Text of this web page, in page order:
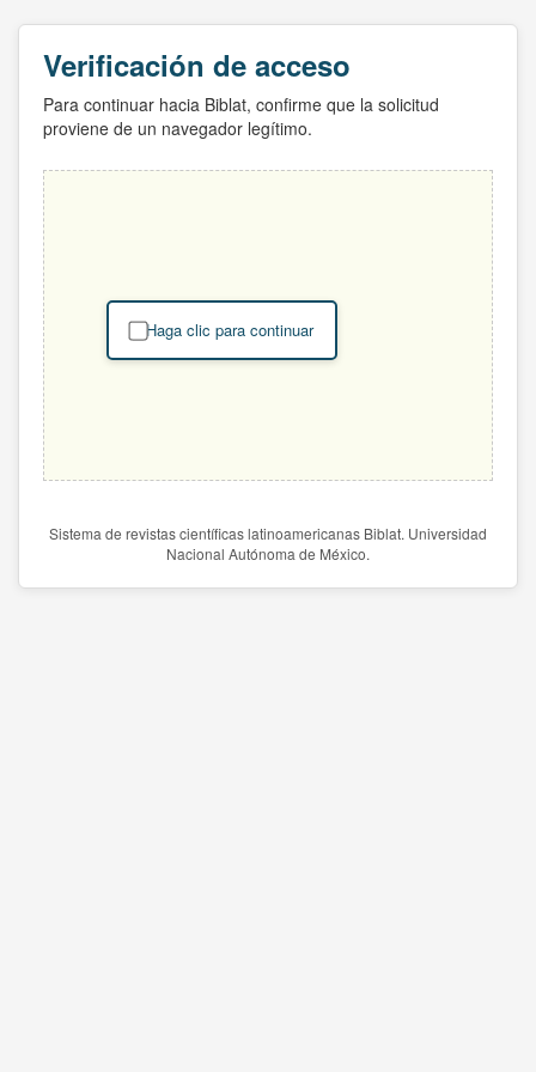
Verificación de acceso
Para continuar hacia Biblat, confirme que la solicitud
proviene de un navegador legítimo.
Haga clic para continuar
Sistema de revistas científicas latinoamericanas Biblat. Universidad
Nacional Autónoma de México.